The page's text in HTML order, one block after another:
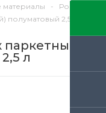
материалы -
Рогнеда
полуматовый 2,5 л
л